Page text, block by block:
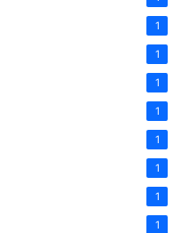
1
1
1
1
1
1
1
1